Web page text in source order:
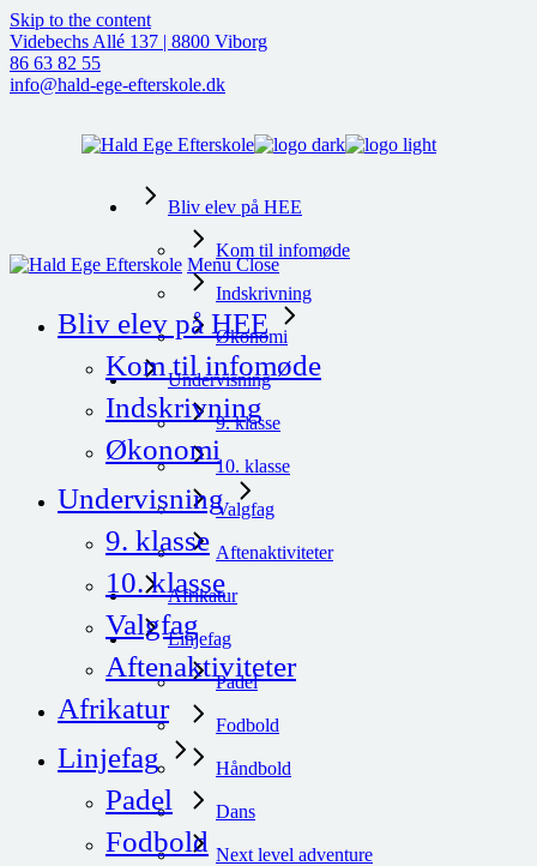
Skip to the content
Videbechs Allé 137 | 8800 Viborg
86 63 82 55
info@hald-ege-efterskole.dk
Bliv elev på HEE
Kom til infomøde
Indskrivning
Økonomi
Undervisning
9. klasse
10. klasse
Valgfag
Aftenaktiviteter
Afrikatur
Linjefag
Padel
Fodbold
Håndbold
Dans
Next level adventure
Menu Close
Bliv elev på HEE
Kom til infomøde
Indskrivning
Økonomi
Undervisning
9. klasse
10. klasse
Valgfag
Aftenaktiviteter
Afrikatur
Linjefag
Padel
Fodbold